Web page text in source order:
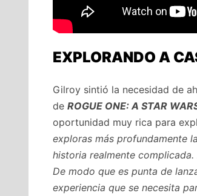
EXPLORANDO A
Gilroy sintió la necesidad de
de ROGUE ONE: A STAR
oportunidad muy rica para
exploras más profundamente
historia realmente
De modo que es punta de
experiencia que se necesita